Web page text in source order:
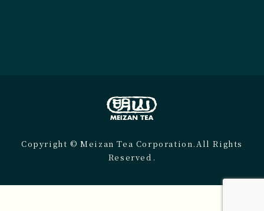
Copyright © Meizan Tea Corporation.All Rights
Reserved.